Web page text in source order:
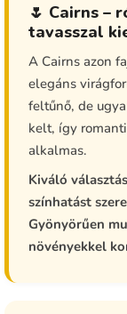
🌷 Cairns –
tavasszal
A Cairns azon
elegáns
feltűnő, de
kelt, így
alkalmas.
Kiváló
színhatást
Gyönyörűen
növényekkel